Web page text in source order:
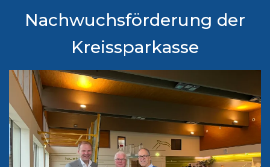
Nachwuchsförderung der
Kreissparkasse